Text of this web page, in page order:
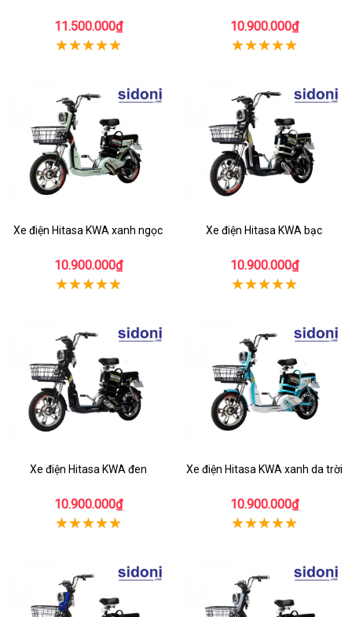
11.500.000₫ 10.900.000₫
Xe điện Hitasa KWA xanh ngọc
10.900.000₫
Xe điện Hitasa KWA bạc
10.900.000₫
Xe điện Hitasa KWA đen
10.900.000₫
Xe điện Hitasa KWA xanh da trời
10.900.000₫